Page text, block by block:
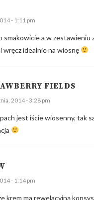
- 1:11 pm
smakowicie a w zestawieniu
wręcz idealnie na wiosnę
FIELDS
2014 - 3:28 pm
jest iście wiosenny, tak
- 1:14 pm
krem ma rewelacyjną